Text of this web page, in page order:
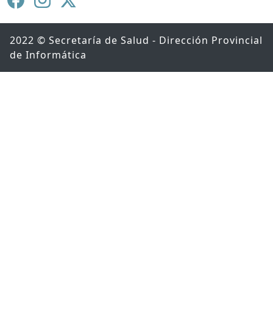
2022 © Secretaría de Salud - Dirección Provincial
de Informática